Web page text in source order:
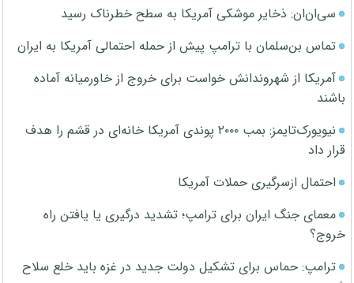
سی‌ان‌ان: ذخایر موشکی آمریکا به سطح خطرناک رسید
تماس بن‌سلمان با ترامپ پیش از حمله احتمالی آمریکا به ایران
آمریکا از شهروندانش خواست برای خروج از خاورمیانه آماده
باشند
نیویورک‌تایمز: بمب ۲۰۰۰ پوندی آمریکا خانه‌ای در قشم را هدف
قرار داد
احتمال ازسرگیری حملات آمریکا
معمای جنگ ایران برای ترامپ؛ تشدید درگیری یا یافتن راه
خروج؟
ترامپ: حماس برای تشکیل دولت جدید در غزه باید خلع سلاح